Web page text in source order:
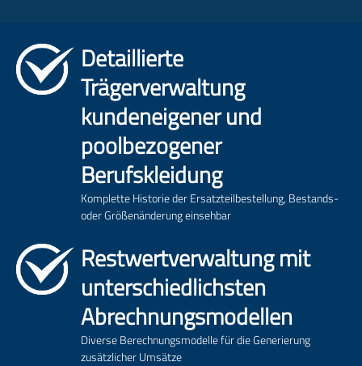
Detaillierte
Trägerverwaltung
kundeneigener und
poolbezogener
Berufskleidung
Komplette Historie der Ersatzteilbestellung, Bestands-
oder Größenänderung einsehbar
Restwertverwaltung mit
unterschiedlichsten
Abrechnungsmodellen
Diverse Berechnungsmodelle für die Generierung
zusätzlicher Umsätze